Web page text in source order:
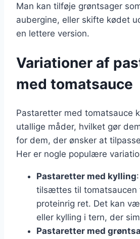
Man kan tilføje grøntsager
aubergine, eller skifte kødet
en lettere version.
Variationer af
med tomatsauce
Pastaretter med tomatsauce
utallige måder, hvilket gør
for dem, der ønsker at
Her er nogle populære
Pastaretter med kylling
tilsættes til tomatsaucen
proteinrig ret. Det kan
eller kylling i tern, der
Pastaretter med